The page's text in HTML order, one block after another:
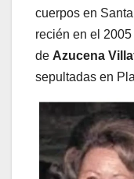
cuerpos en
recién en el
de Azucena
sepultadas en